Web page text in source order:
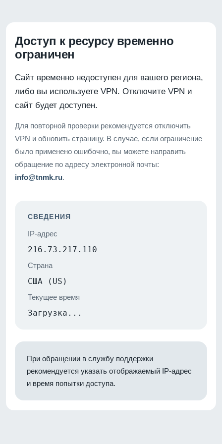
Доступ к ресурсу временно
ограничен
Сайт временно недоступен для вашего региона,
либо вы используете VPN. Отключите VPN и
сайт будет доступен.
Для повторной проверки рекомендуется отключить
VPN и обновить страницу. В случае, если ограничение
было применено ошибочно, вы можете направить
обращение по адресу электронной почты:
info@tnmk.ru.
СВЕДЕНИЯ
IP-адрес
216.73.217.110
Страна
США (US)
Текущее время
Загрузка...
При обращении в службу поддержки
рекомендуется указать отображаемый IP-адрес
и время попытки доступа.